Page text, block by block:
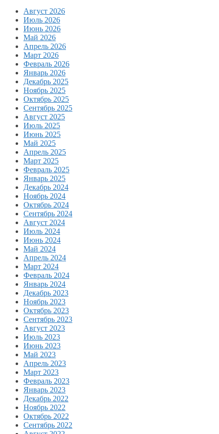
Август 2026
Июль 2026
Июнь 2026
Май 2026
Апрель 2026
Март 2026
Февраль 2026
Январь 2026
Декабрь 2025
Ноябрь 2025
Октябрь 2025
Сентябрь 2025
Август 2025
Июль 2025
Июнь 2025
Май 2025
Апрель 2025
Март 2025
Февраль 2025
Январь 2025
Декабрь 2024
Ноябрь 2024
Октябрь 2024
Сентябрь 2024
Август 2024
Июль 2024
Июнь 2024
Май 2024
Апрель 2024
Март 2024
Февраль 2024
Январь 2024
Декабрь 2023
Ноябрь 2023
Октябрь 2023
Сентябрь 2023
Август 2023
Июль 2023
Июнь 2023
Май 2023
Апрель 2023
Март 2023
Февраль 2023
Январь 2023
Декабрь 2022
Ноябрь 2022
Октябрь 2022
Сентябрь 2022